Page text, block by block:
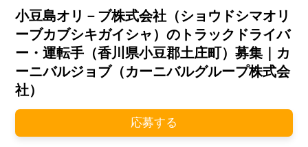
小豆島オリ－ブ株式会社（ショウドシマオリ
ーブカブシキガイシャ）のトラックドライバ
ー・運転手（香川県小豆郡土庄町）募集｜カ
ーニバルジョブ（カーニバルグループ株式会
社）
応募する